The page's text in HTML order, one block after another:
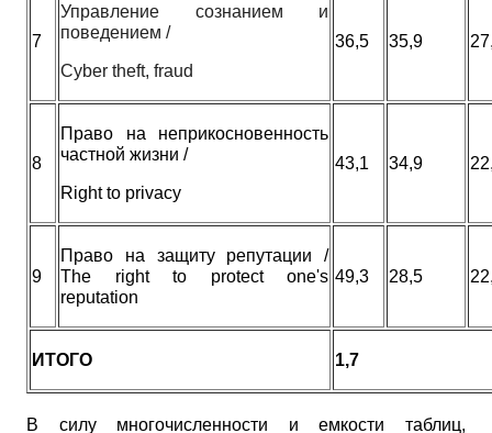
7
Управление сознанием и
поведением /
Cyber theft, fraud
36,5 35,9
8
Право на неприкосновенность
частной жизни /
Right to privacy
43,1 34,9
9
Право на защиту репутации /
The right to protect one's
reputation
49,3 28,5
ИТОГО 1,7
В силу многочисленности и емкости таблиц,